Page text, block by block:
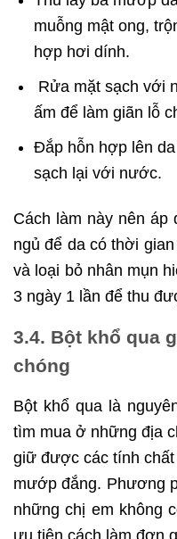
muỗng mật ong,
hợp hơi dính.
Rửa mặt sạch với
ấm để làm giãn lỗ
Đắp hỗn hợp lên
sạch lại với nước.
Cách làm này nên áp
ngủ để da có thời
và loại bỏ nhân mụn
3 ngày 1 lần để thu
3.4. Bột khổ qua
chóng
Bột khổ qua là
tìm mua ở những địa
giữ được các tính
mướp đắng. Phương
những chị em không